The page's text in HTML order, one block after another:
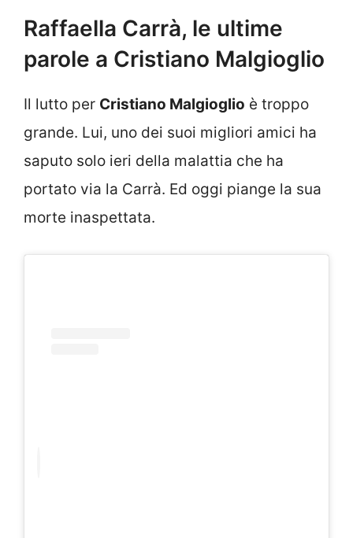
Raffaella Carrà, le ultime
parole a Cristiano Malgioglio
Il lutto per Cristiano Malgioglio è troppo
grande. Lui, uno dei suoi migliori amici ha
saputo solo ieri della malattia che ha
portato via la Carrà. Ed oggi piange la sua
morte inaspettata.